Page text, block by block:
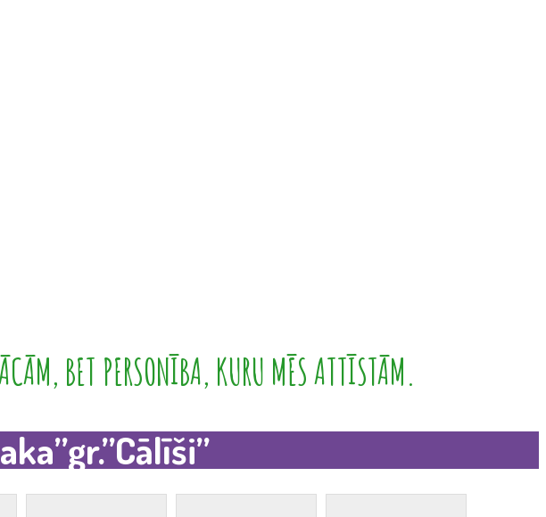
BET PERSONĪBA, KURU MĒS ATTĪSTĀM.